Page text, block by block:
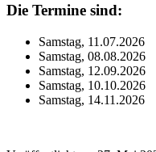
Die Termine sind:
Samstag, 11.07.2026
Samstag, 08.08.2026
Samstag, 12.09.2026
Samstag, 10.10.2026
Samstag, 14.11.2026